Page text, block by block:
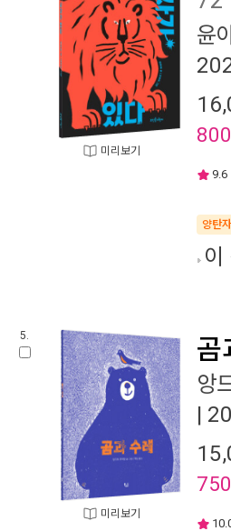
미리보기
윤
800
9.6
양탄
이
5.
미리보기
곰
앙
|
750